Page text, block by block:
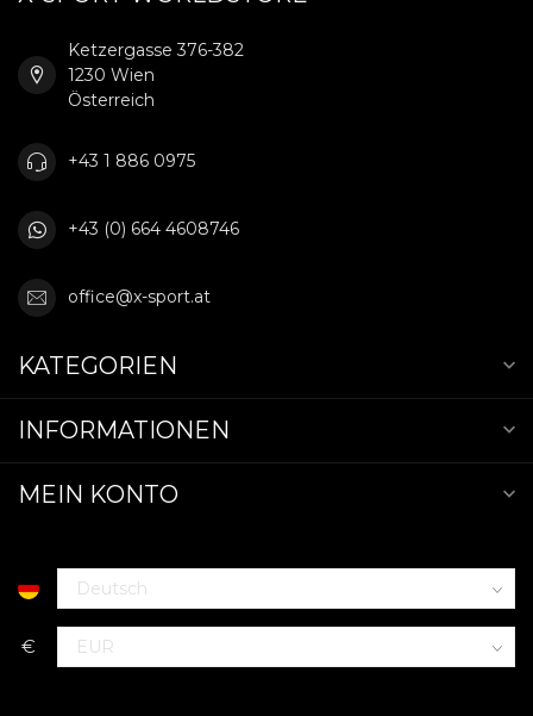
Ketzergasse 376-382
1230 Wien
Österreich
+43 1 886 0975
+43 (0) 664 4608746
office@x-sport.at
KATEGORIEN
INFORMATIONEN
MEIN KONTO
€